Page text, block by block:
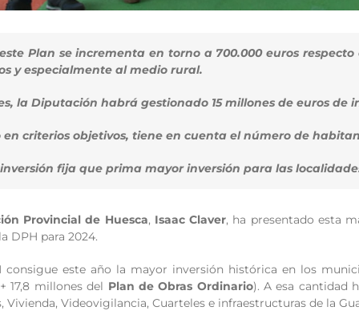
Plan se incrementa en torno a 700.000 euros
y especialmente al medio rural.
la Diputación habrá gestionado 15 millones de euros de
en criterios objetivos, tiene en cuenta el número de
fija que prima mayor inversión para las
Provincial de Huesca, Isaac Claver, ha presentado esta
DPH para 2024.
consigue este año la mayor inversión histórica en los
17,8 millones del Plan de Obras Ordinario). A esa cantidad
Vivienda, Videovigilancia, Cuarteles e infraestructuras de la